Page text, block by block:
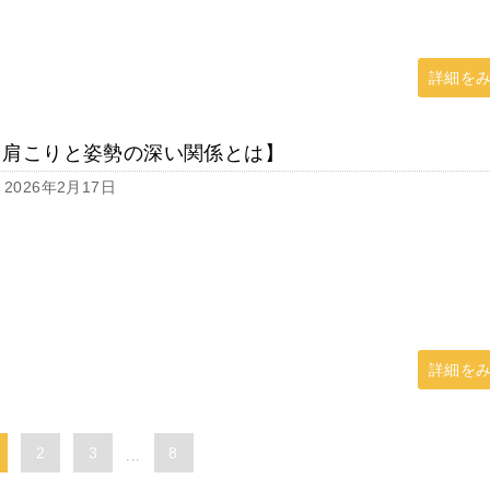
詳細を
こりと姿勢の深い関係とは】
2026年2月17日
詳細を
2 3 ... 8